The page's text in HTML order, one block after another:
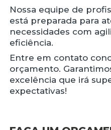
Nossa equipe de
está preparada para
necessidades com
eficiência.
Entre em contato
orçamento.
excelência que irá
expectativas!